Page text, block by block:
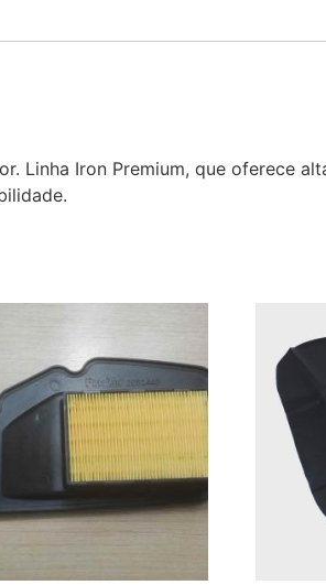
Linha Iron Premium, que oferece